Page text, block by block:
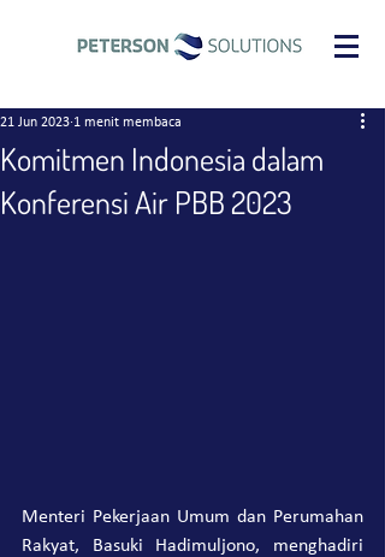
Komitmen Indonesia dalam
Konferensi Air PBB 2023
21 Jun 2023 1 menit membaca
Menteri Pekerjaan Umum dan Perumahan
Rakyat, Basuki Hadimuljono, menghadiri